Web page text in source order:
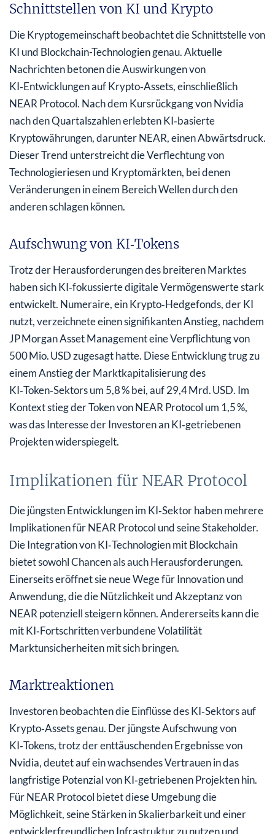
Schnittstellen von KI und Krypto
Die Kryptogemeinschaft beobachtet die Schnittstelle von
KI und Blockchain-Technologien genau. Aktuelle
Nachrichten betonen die Auswirkungen von
KI‑Entwicklungen auf Krypto‑Assets, einschließlich
NEAR Protocol. Nach dem Kursrückgang von Nvidia
nach den Quartalszahlen erlebten KI‑basierte
Kryptowährungen, darunter NEAR, einen Abwärtsdruck.
Dieser Trend unterstreicht die Verflechtung von
Technologieriesen und Kryptomärkten, bei denen
Veränderungen in einem Bereich Wellen durch den
anderen schlagen können.
Aufschwung von KI‑Tokens
Trotz der Herausforderungen des breiteren Marktes
haben sich KI‑fokussierte digitale Vermögenswerte stark
entwickelt. Numeraire, ein Krypto‑Hedgefonds, der KI
nutzt, verzeichnete einen signifikanten Anstieg, nachdem
JP Morgan Asset Management eine Verpflichtung von
500 Mio. USD zugesagt hatte. Diese Entwicklung trug zu
einem Anstieg der Marktkapitalisierung des
KI‑Token‑Sektors um 5,8 % bei, auf 29,4 Mrd. USD. Im
Kontext stieg der Token von NEAR Protocol um 1,5 %,
was das Interesse der Investoren an KI‑getriebenen
Projekten widerspiegelt.
Implikationen für NEAR Protocol
Die jüngsten Entwicklungen im KI‑Sektor haben mehrere
Implikationen für NEAR Protocol und seine Stakeholder.
Die Integration von KI‑Technologien mit Blockchain
bietet sowohl Chancen als auch Herausforderungen.
Einerseits eröffnet sie neue Wege für Innovation und
Anwendung, die die Nützlichkeit und Akzeptanz von
NEAR potenziell steigern können. Andererseits kann die
mit KI‑Fortschritten verbundene Volatilität
Marktunsicherheiten mit sich bringen.
Marktreaktionen
Investoren beobachten die Einflüsse des KI‑Sektors auf
Krypto‑Assets genau. Der jüngste Aufschwung von
KI‑Tokens, trotz der enttäuschenden Ergebnisse von
Nvidia, deutet auf ein wachsendes Vertrauen in das
langfristige Potenzial von KI‑getriebenen Projekten hin.
Für NEAR Protocol bietet diese Umgebung die
Möglichkeit, seine Stärken in Skalierbarkeit und einer
entwicklerfreundlichen Infrastruktur zu nutzen und